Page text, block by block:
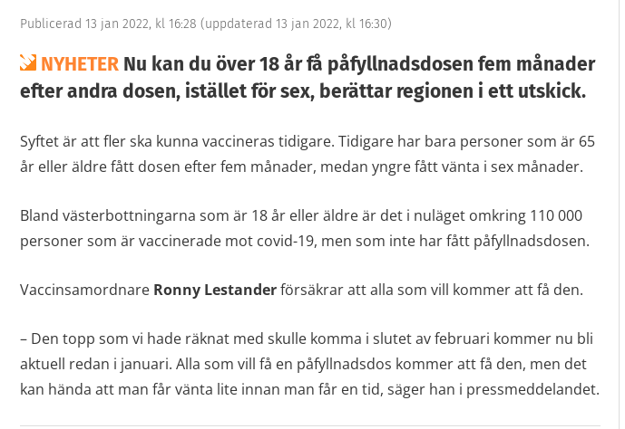
Publicerad 13 jan 2022, kl 16:28 (uppdaterad 13 jan 2022, kl 16:30)
NYHETERNu kan du över 18 år få påfyllnadsdosen fem månader
efter andra dosen, istället för sex, berättar regionen i ett utskick.
Syftet är att fler ska kunna vaccineras tidigare. Tidigare har bara personer som är 65
år eller äldre fått dosen efter fem månader, medan yngre fått vänta i sex månader.
Bland västerbottningarna som är 18 år eller äldre är det i nuläget omkring 110 000
personer som är vaccinerade mot covid-19, men som inte har fått påfyllnadsdosen.
Vaccinsamordnare Ronny Lestanderförsäkrar att alla som vill kommer att få den.
– Den topp som vi hade räknat med skulle komma i slutet av februari kommer nu bli
aktuell redan i januari. Alla som vill få en påfyllnadsdos kommer att få den, men det
kan hända att man får vänta lite innan man får en tid, säger han i pressmeddelandet.